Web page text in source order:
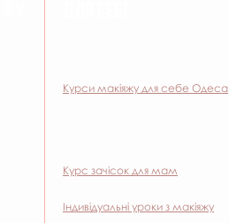
Курси макіяжу для себе Одеса
Курс зачісок для мам
Індивідуальні уроки з макіяжу